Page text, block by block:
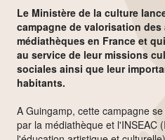
Le Ministère de la culture
campagne de valorisation
médiathèques en France et
au service de leur missions
sociales ainsi que leur
habitants.
A Guingamp, cette campagne
par la médiathèque et l'INSEAC